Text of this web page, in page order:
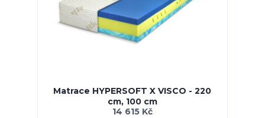
Matrace HYPERSOFT X VISCO - 220
cm, 100 cm
14 615 Kč